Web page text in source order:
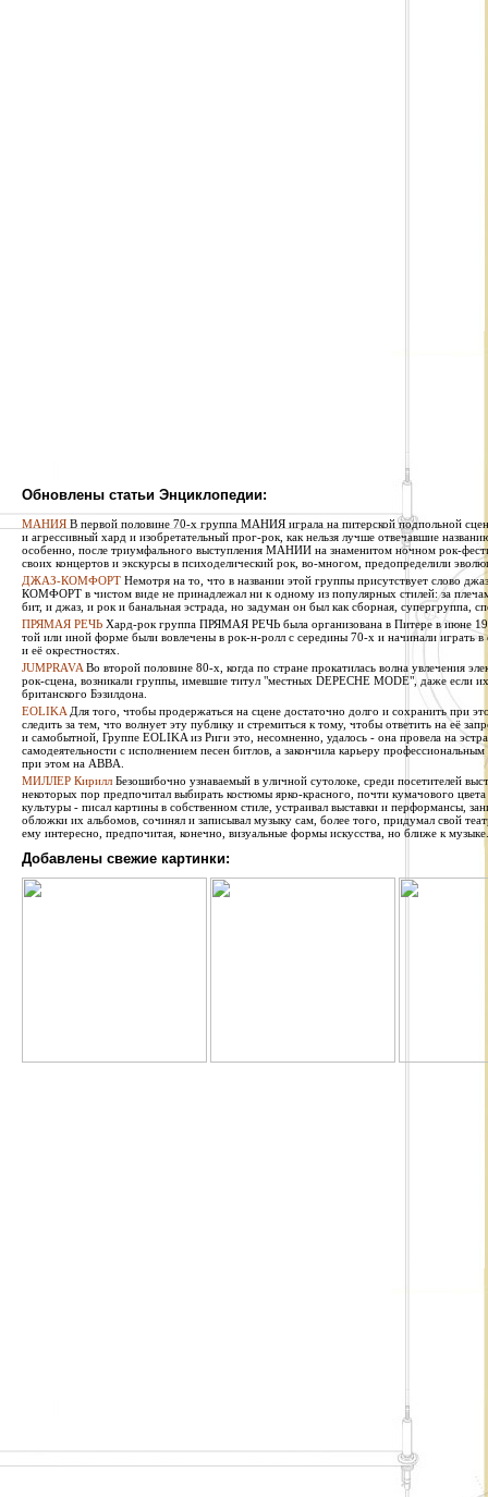
Обновлены статьи Энциклопедии:
МАНИЯ В первой половине 70-х группа МАНИЯ играла на питерской подпольной
и агрессивный хард и изобретательный прог-рок, как нельзя лучше отвечавшие
особенно, после триумфального выступления МАНИИ на знаменитом ночном рок-
своих концертов и экскурсы в психоделический рок, во-многом, предопределили
ДЖАЗ-КОМФОРТ Немотря на то, что в названии этой группы присутствует слово
КОМФОРТ в чистом виде не принадлежал ни к одному из популярных стилей: за
бит, и джаз, и рок и банальная эстрада, но задуман он был как сборная, супергруппа,
ПРЯМАЯ РЕЧЬ Хард-рок группа ПРЯМАЯ РЕЧЬ была организована в Питере в июне
той или иной форме были вовлечены в рок-н-ролл с середины 70-х и начинали играть
и её окрестностях.
JUMPRAVA Во второй половине 80-х, когда по стране прокатилась волна увлечения
рок-сцена, возникали группы, имевшие титул "местных DEPECHE MODE", даже если
британского Бэзилдона.
EOLIKA Для того, чтобы продержаться на сцене достаточно долго и сохранить при
следить за тем, что волнует эту публику и стремиться к тому, чтобы ответить на её
и самобытной, Группе EOLIKA из Риги это, несомненно, удалось - она провела на
самодеятельности с исполнением песен битлов, а закончила карьеру
при этом на ABBA.
МИЛЛЕР Кирилл Безошибочно узнаваемый в уличной сутолоке, среди посетителей
некоторых пор предпочитал выбирать костюмы ярко-красного, почти кумачового
культуры - писал картины в собственном стиле, устраивал выставки и перформансы,
обложки их альбомов, сочинял и записывал музыку сам, более того, придумал свой
ему интересно, предпочитая, конечно, визуальные формы искусства, но ближе к музыке.
Добавлены свежие картинки: